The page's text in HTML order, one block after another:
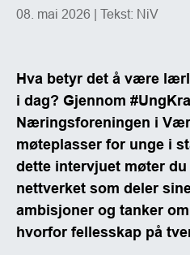
08. mai 2026 | Tekst: NiV
Hva betyr det å være
i dag? Gjennom
Næringsforeningen i
møteplasser for unge i
dette intervjuet møter
nettverket som deler
ambisjoner og tanker
hvorfor fellesskap på